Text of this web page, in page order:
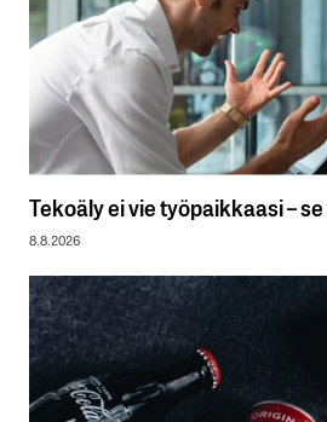
Tekoäly ei vie työpaikkaasi –
8.8.2026